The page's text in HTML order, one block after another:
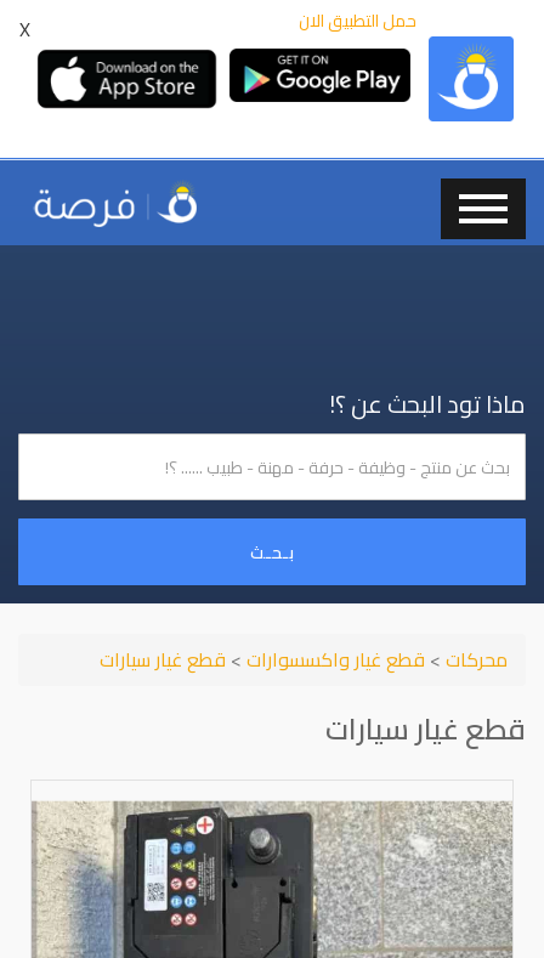
X حمل التطبيق الان
ماذا تود البحث عن ؟!
بـحـث
محركات> قطع غيار واكسسوارات> قطع غيار سيارات
قطع غيار سيارات